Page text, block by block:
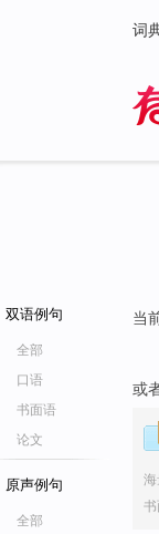
词
双语例句
全部
口语
书面语
论文
原声例句
全部
当
或
海
书